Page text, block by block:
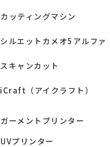
カッティングマシン
シルエットカメオ5アルファ
スキャンカット
iCraft（アイクラフト）
ガーメントプリンター
UVプリンター